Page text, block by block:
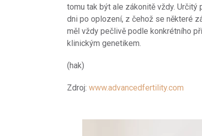
tomu tak být ale zákonitě vždy. Určitý
dni po oplození, z čehož se některé
měl vždy pečlivě podle konkrétního
klinickým genetikem.
(hak)
Zdroj: www.advancedfertility.com